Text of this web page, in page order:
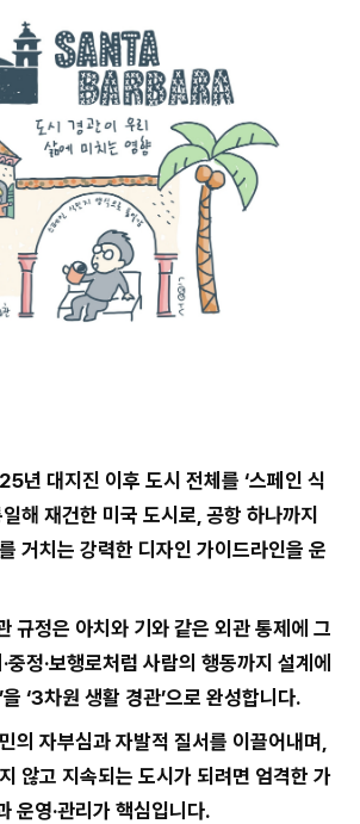
년 대지진 이후 도시 전체를 ‘스페인 식
해 재건한 미국 도시로, 공항 하나까지
거치는 강력한 디자인 가이드라인을 운
규정은 아치와 기와 같은 외관 통제에 그
중정·보행로처럼 사람의 행동까지 설계에
‘3차원 생활 경관’으로 완성합니다.
의 자부심과 자발적 질서를 이끌어내며,
않고 지속되는 도시가 되려면 엄격한 가
운영·관리가 핵심입니다.